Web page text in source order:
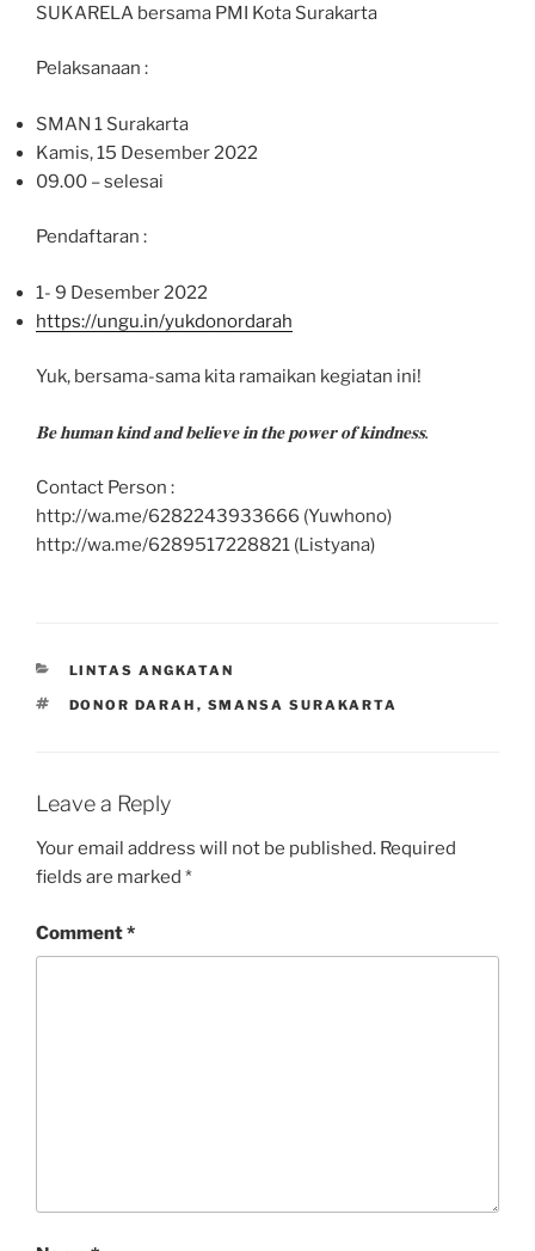
SUKARELA bersama PMI Kota Surakarta
Pelaksanaan :
SMAN 1 Surakarta
Kamis, 15 Desember 2022
09.00 – selesai
Pendaftaran :
1- 9 Desember 2022
https://ungu.in/yukdonordarah
Yuk, bersama-sama kita ramaikan kegiatan ini!
𝐁𝐞 𝐡𝐮𝐦𝐚𝐧 𝐤𝐢𝐧𝐝 𝐚𝐧𝐝 𝐛𝐞𝐥𝐢𝐞𝐯𝐞 𝐢𝐧 𝐭𝐡𝐞 𝐩𝐨𝐰𝐞𝐫 𝐨𝐟 𝐤𝐢𝐧𝐝𝐧𝐞𝐬𝐬.
Contact Person :
http://wa.me/6282243933666 (Yuwhono)
http://wa.me/6289517228821 (Listyana)
CATEGORIES
LINTAS ANGKATAN
TAGS
DONOR DARAH , SMANSA SURAKARTA
Leave a Reply
Your email address will not be published. Required
fields are marked *
Comment*